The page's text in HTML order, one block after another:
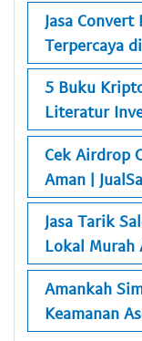
Jasa
Terpercaya
5 Buku
Literatur
Cek Airdrop
Aman |
Jasa Tarik
Lokal Murah
Amankah
Keamanan